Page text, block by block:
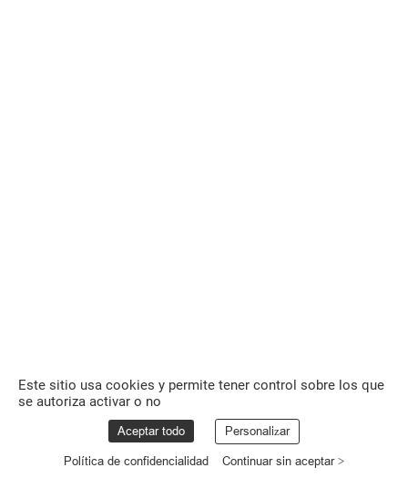
Este sitio usa cookies y permite tener control sobre los que
se autoriza activar o no
Aceptar todo Personalizar
Política de confidencialidad Continuar sin aceptar >